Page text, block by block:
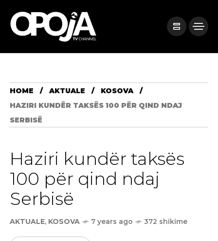
HOME AKTUALE
KOSOVA
HAZIRI KUNDËR TAKSËS 100 PËR QIND NDAJ
SERBISË
Haziri kundër taksës
100 për qind ndaj
Serbisë
AKTUALE, KOSOVA 7 years ago 372 shikime